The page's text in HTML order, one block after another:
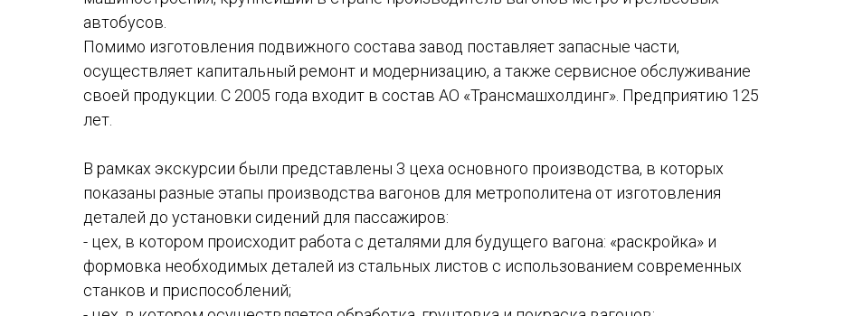
автобусов.
Помимо изготовления подвижного состава завод поставляет запасные части,
осуществляет капитальный ремонт и модернизацию, а также сервисное обслуживание
своей продукции. С 2005 года входит в состав АО «Трансмашхолдинг». Предприятию 125
лет.
В рамках экскурсии были представлены 3 цеха основного производства, в которых
показаны разные этапы производства вагонов для метрополитена от изготовления
деталей до установки сидений для пассажиров:
- цех, в котором происходит работа с деталями для будущего вагона: «раскройка» и
формовка необходимых деталей из стальных листов с использованием современных
станков и приспособлений;